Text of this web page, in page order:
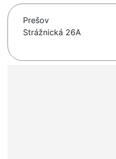
Prešov
Strážnická 26A